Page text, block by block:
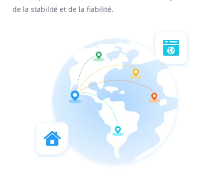
de la stabilité et de la fiabilité.